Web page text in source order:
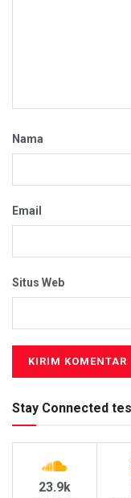
Nama
Email
Situs Web
Stay Connected
23.9k